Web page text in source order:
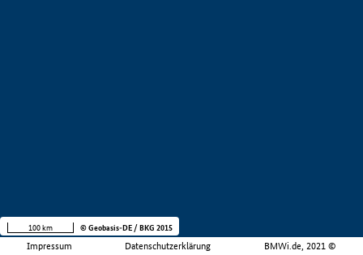
Impressum Datenschutzerklärung BMWi.de, 2021 ©
100 km © Geobasis-DE / BKG 2015